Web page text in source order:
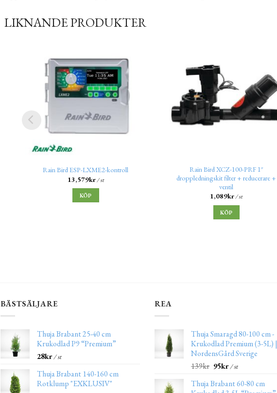
LIKNANDE PRODUKTER
Rain Bird ESP-LXME2-kontroll
13,579kr/ st
KÖP
Rain Bird XCZ-100-PRF 1″
droppledningskit filter + reducerare +
ventil
1,089kr/ st
KÖP
BÄSTSÄLJARE
Thuja Brabant 25-40 cm
Krukodlad P9 “Premium”
28kr/ st
Thuja Brabant 140-160 cm
Rotklump "EXKLUSIV"
REA
Thuja Smaragd 80-100 cm -
Krukodlad Premium (3-5L) |
NordensGård Sverige
139kr 95kr/ st
Thuja Brabant 60-80 cm